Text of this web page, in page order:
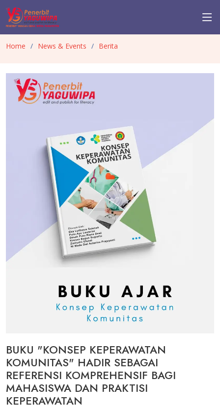
Home News & Events Berita
BUKU "KONSEP KEPERAWATAN
KOMUNITAS" HADIR SEBAGAI
REFERENSI KOMPREHENSIF BAGI
MAHASISWA DAN PRAKTISI
KEPERAWATAN